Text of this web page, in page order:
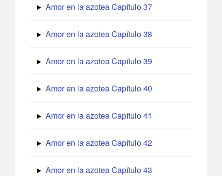
Amor en la azotea Capítulo 37
Amor en la azotea Capítulo 38
Amor en la azotea Capítulo 39
Amor en la azotea Capítulo 40
Amor en la azotea Capítulo 41
Amor en la azotea Capítulo 42
Amor en la azotea Capítulo 43